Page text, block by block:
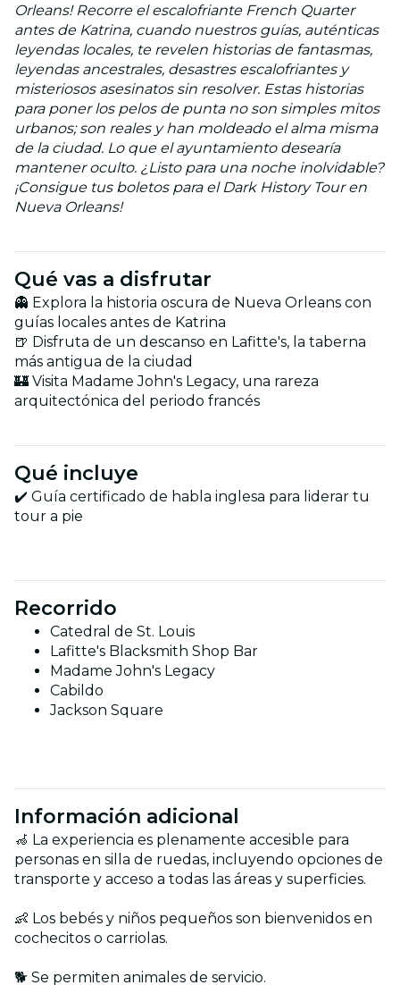
Orleans! Recorre el escalofriante French Quarter
antes de Katrina, cuando nuestros guías, auténticas
leyendas locales, te revelen historias de fantasmas,
leyendas ancestrales, desastres escalofriantes y
misteriosos asesinatos sin resolver. Estas historias
para poner los pelos de punta no son simples mitos
urbanos; son reales y han moldeado el alma misma
de la ciudad. Lo que el ayuntamiento desearía
mantener oculto. ¿Listo para una noche inolvidable?
¡Consigue tus boletos para el Dark History Tour en
Nueva Orleans!
Qué vas a disfrutar
👻 Explora la historia oscura de Nueva Orleans con
guías locales antes de Katrina
🍺 Disfruta de un descanso en Lafitte's, la taberna
más antigua de la ciudad
🏰 Visita Madame John's Legacy, una rareza
arquitectónica del periodo francés
Qué incluye
✔️ Guía certificado de habla inglesa para liderar tu
tour a pie
Recorrido
Catedral de St. Louis
Lafitte's Blacksmith Shop Bar
Madame John's Legacy
Cabildo
Jackson Square
Información adicional
🦽 La experiencia es plenamente accesible para
personas en silla de ruedas, incluyendo opciones de
transporte y acceso a todas las áreas y superficies.
👶 Los bebés y niños pequeños son bienvenidos en
cochecitos o carriolas.
🐕 Se permiten animales de servicio.